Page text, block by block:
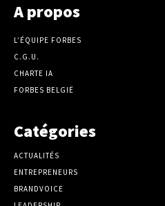
A propos
L’ÉQUIPE FORBES
C.G.U.
CHARTE IA
FORBES BELGIË
Catégories
ACTUALITÉS
ENTREPRENEURS
BRANDVOICE